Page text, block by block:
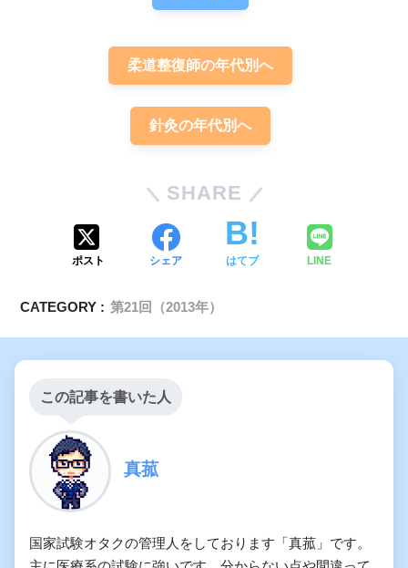
柔道整復師の年代別へ
針灸の年代別へ
SHARE
ポスト シェア はてブ LINE
CATEGORY : 第21回（2013年）
この記事を書いた人
真菰
国家試験オタクの管理人をしております「真菰」です。